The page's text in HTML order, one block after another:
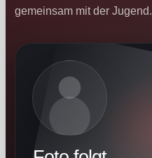
gemeinsam mit der Jugend.